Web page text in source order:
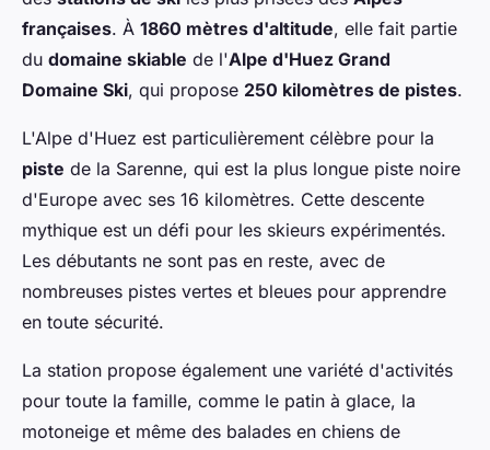
françaises. À 1860 mètres d'altitude, elle fait partie
du domaine skiable de l'Alpe d'Huez Grand
Domaine Ski, qui propose 250 kilomètres de pistes.
L'Alpe d'Huez est particulièrement célèbre pour la
piste de la Sarenne, qui est la plus longue piste noire
d'Europe avec ses 16 kilomètres. Cette descente
mythique est un défi pour les skieurs expérimentés.
Les débutants ne sont pas en reste, avec de
nombreuses pistes vertes et bleues pour apprendre
en toute sécurité.
La station propose également une variété d'activités
pour toute la famille, comme le patin à glace, la
motoneige et même des balades en chiens de